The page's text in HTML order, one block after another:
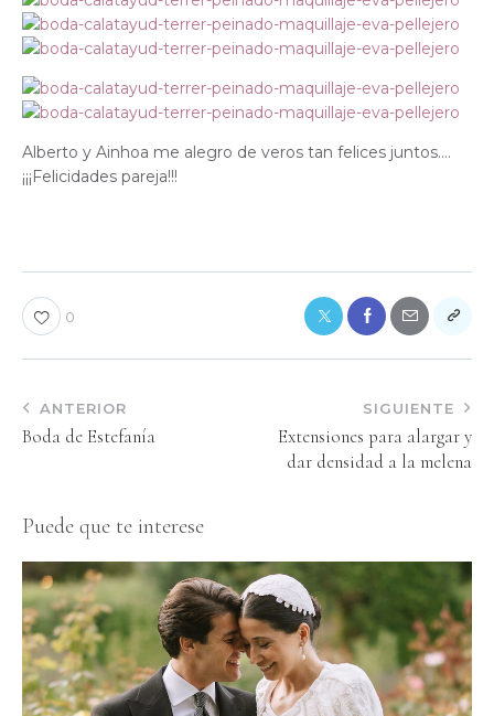
Alberto y Ainhoa me alegro de veros tan felices juntos….
¡¡¡Felicidades pareja!!!
0
ANTERIOR
Boda de Estefanía
SIGUIENTE
Extensiones para alargar y
dar densidad a la melena
Puede que te interese